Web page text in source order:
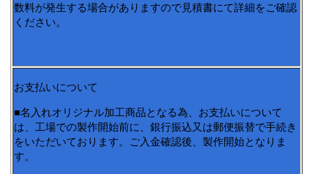
数料が発生する場合がありますので見積書にて詳細をご確認
ください。
お支払いについて
■名入れオリジナル加工商品となる為、お支払いについて
は、工場での製作開始前に、銀行振込又は郵便振替で手続き
をいただいております。ご入金確認後、製作開始となりま
す。